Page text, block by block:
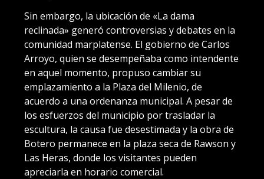
Sin embargo, la ubicación de «La dama
reclinada» generó controversias y debates en la
comunidad marplatense. El gobierno de Carlos
Arroyo, quien se desempeñaba como intendente
en aquel momento, propuso cambiar su
emplazamiento a la Plaza del Milenio, de
acuerdo a una ordenanza municipal. A pesar de
los esfuerzos del municipio por trasladar la
escultura, la causa fue desestimada y la obra de
Botero permanece en la plaza seca de Rawson y
Las Heras, donde los visitantes pueden
apreciarla en horario comercial.